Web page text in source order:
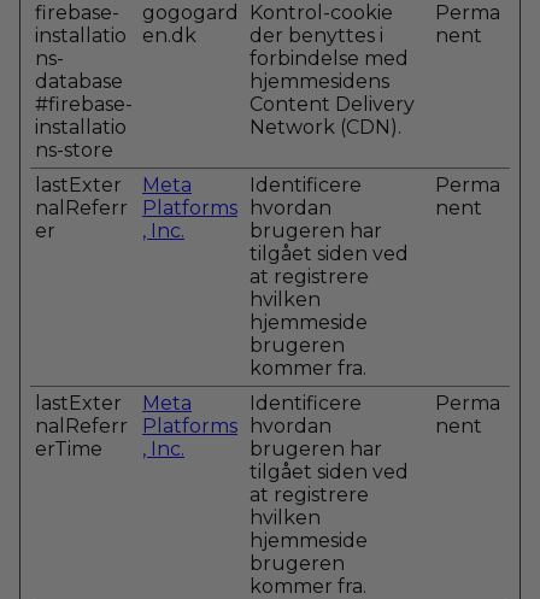
firebase-
installatio
ns-
database
#firebase-
installatio
ns-store
gogogard
en.dk
Kontrol-cookie
der benyttes i
forbindelse med
hjemmesidens
Content Delivery
Network (CDN).
Perma
nent
lastExter
nalReferr
er
Meta
Platforms
, Inc.
Identificere
hvordan
brugeren har
tilgået siden ved
at registrere
hvilken
hjemmeside
brugeren
kommer fra.
Perma
nent
lastExter
nalReferr
erTime
Meta
Platforms
, Inc.
Identificere
hvordan
brugeren har
tilgået siden ved
at registrere
hvilken
hjemmeside
brugeren
kommer fra.
Perma
nent